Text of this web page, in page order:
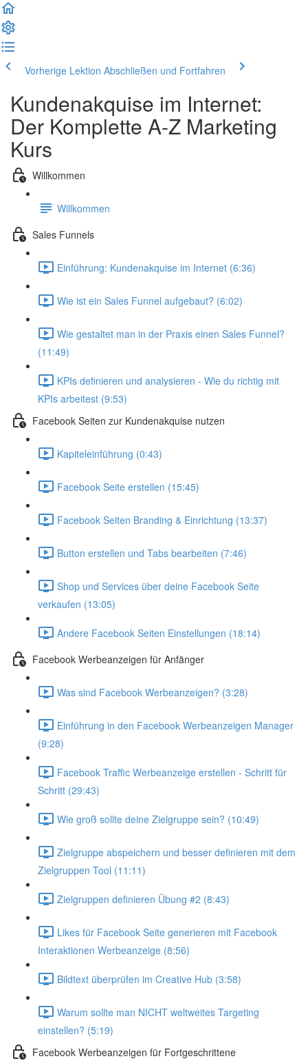
Vorherige Lektion Abschließen und Fortfahren
Kundenakquise im Internet:
Der Komplette A-Z Marketing
Kurs
Willkommen
Willkommen
Sales Funnels
Einführung: Kundenakquise im Internet (6:36)
Wie ist ein Sales Funnel aufgebaut? (6:02)
Wie gestaltet man in der Praxis einen Sales Funnel?
(11:49)
KPIs definieren und analysieren - Wie du richtig mit
KPIs arbeitest (9:53)
Facebook Seiten zur Kundenakquise nutzen
Kapiteleinführung (0:43)
Facebook Seite erstellen (15:45)
Facebook Seiten Branding & Einrichtung (13:37)
Button erstellen und Tabs bearbeiten (7:46)
Shop und Services über deine Facebook Seite
verkaufen (13:05)
Andere Facebook Seiten Einstellungen (18:14)
Facebook Werbeanzeigen für Anfänger
Was sind Facebook Werbeanzeigen? (3:28)
Einführung in den Facebook Werbeanzeigen Manager
(9:28)
Facebook Traffic Werbeanzeige erstellen - Schritt für
Schritt (29:43)
Wie groß sollte deine Zielgruppe sein? (10:49)
Zielgruppe abspeichern und besser definieren mit dem
Zielgruppen Tool (11:11)
Zielgruppen definieren Übung #2 (8:43)
Likes für Facebook Seite generieren mit Facebook
Interaktionen Werbeanzeige (8:56)
Bildtext überprüfen im Creative Hub (3:58)
Warum sollte man NICHT weltweites Targeting
einstellen? (5:19)
Facebook Werbeanzeigen für Fortgeschrittene